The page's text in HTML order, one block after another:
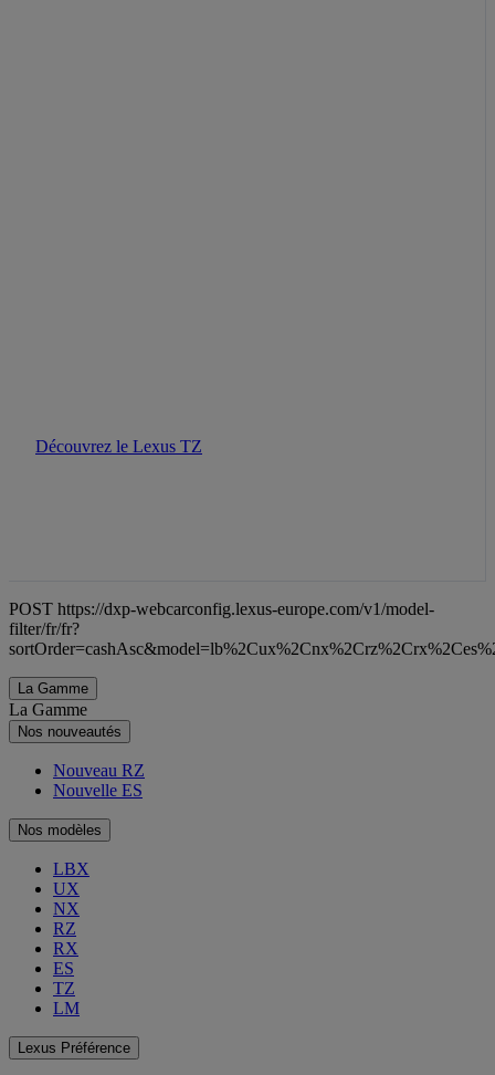
Découvrez le Lexus TZ
POST https://dxp-webcarconfig.lexus-europe.com/v1/model-
filter/fr/fr?
La Gamme
La Gamme
Nos nouveautés
Nouveau RZ
Nouvelle ES
Nos modèles
LBX
UX
NX
RZ
RX
ES
TZ
LM
Lexus Préférence